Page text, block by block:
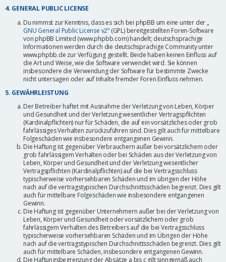
4. GENERAL PUBLIC LICENSE
Du nimmst zur Kenntnis, dass es sich bei phpBB um eine unter der „
GNU General Public License v2“ (GPL) bereitgestellten Foren-Software
von phpBB Limited (www.phpbb.com) handelt; deutschsprachige
Informationen werden durch die deutschsprachige Community unter
www.phpbb.de zur Verfügung gestellt. Beide haben keinen Einfluss auf
die Art und Weise, wie die Software verwendet wird. Sie können
insbesondere die Verwendung der Software für bestimmte Zwecke
nicht untersagen oder auf Inhalte fremder Foren Einfluss nehmen.
5. GEWÄHRLEISTUNG
Der Betreiber haftet mit Ausnahme der Verletzung von Leben, Körper
und Gesundheit und der Verletzung wesentlicher Vertragspflichten
(Kardinalpflichten) nur für Schäden, die auf ein vorsätzliches oder grob
fahrlässiges Verhalten zurückzuführen sind. Dies gilt auch für mittelbare
Folgeschäden wie insbesondere entgangenen Gewinn.
Die Haftung ist gegenüber Verbrauchern außer bei vorsätzlichem oder
grob fahrlässigem Verhalten oder bei Schäden aus der Verletzung von
Leben, Körper und Gesundheit und der Verletzung wesentlicher
Vertragspflichten (Kardinalpflichten) auf die bei Vertragsschluss
typischerweise vorhersehbaren Schäden und im übrigen der Höhe
nach auf die vertragstypischen Durchschnittsschäden begrenzt. Dies gilt
auch für mittelbare Folgeschäden wie insbesondere entgangenen
Gewinn.
Die Haftung ist gegenüber Unternehmern außer bei der Verletzung von
Leben, Körper und Gesundheit oder vorsätzlichem oder grob
fahrlässigem Verhalten des Betreibers auf die bei Vertragsschluss
typischerweise vorhersehbaren Schäden und im Übrigen der Höhe
nach auf die vertragstypischen Durchschnittsschäden begrenzt. Dies gilt
auch für mittelbare Schäden, insbesondere entgangenen Gewinn.
Die Haftungsbegrenzung der Absätze a bis c gilt sinngemäß auch